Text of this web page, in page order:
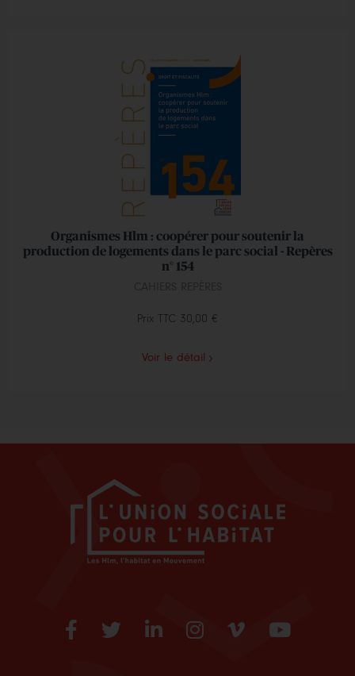
Organismes Hlm : coopérer pour soutenir la
production de logements dans le parc social - Repères
n° 154
Prix TTC 30,00 €
Voir le détail
Facebook
TwitterLinkedInInstagram
VimeoYoutube